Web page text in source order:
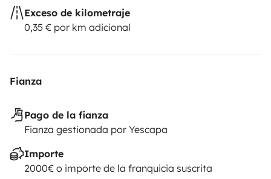
Exceso de kilometraje
0,35 € por km adicional
Fianza
Pago de la fianza
Fianza gestionada por Yescapa
Importe
2000€ o importe de la franquicia suscrita